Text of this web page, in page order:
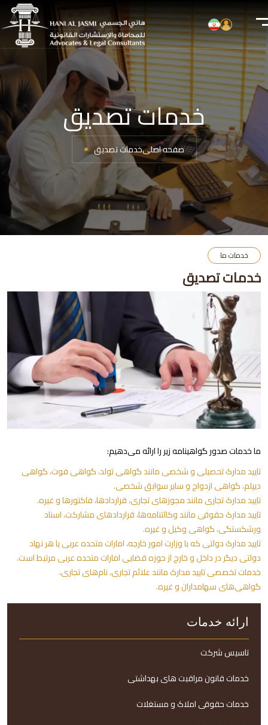
خدمات تصدیق
صفحه اصلیخدمات تصدیق
خدمات ما
خدمات تصدیق
ما خدمات صدور گواهینامه زیر را ارائه می‌دهیم:
تایید مدارک تحصیلی و شخصی مانند گواهی تولد، گواهی فوت، گواهی
دیپلم، گواهی ازدواج و سایر سوابق شخصی.
تایید مدارک تجاری مانند مجوزهای تجاری، قراردادها، فاکتورها و غیره.
تایید مدارک حقوقی مانند وکالتنامه‌ها، قراردادهای مشارکت، اسناد
ورشکستگی، گواهی وکیل و غیره.
تایید مدارک دولتی که با وزارت امور خارجه، امارات متحده عربی یا هر نهاد
دولتی دیگر در داخل و خارج از حوزه قضایی امارات متحده عربی مرتبط است.
خدمات تخصصی تایید مدارک مانند علائم تجاری، نام‌های تجاری،
گواهی‌های سهامداران و غیره.
ارائه خدمات
تاسیس شرکت
خدمات قانون مراقبت های بهداشتی
خدمات حقوقی املاک و مستغلات